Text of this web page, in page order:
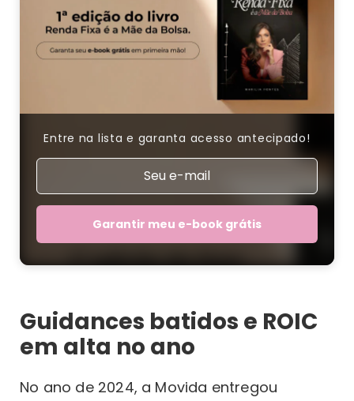
Entre na lista e garanta acesso antecipado!
Garantir meu e-book grátis
Guidances batidos e ROIC
em alta no ano
No ano de 2024, a Movida entregou